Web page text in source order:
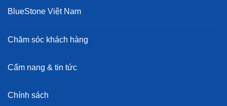
BlueStone Việt Nam
Chăm sóc khách hàng
Cẩm nang & tin tức
Chính sách